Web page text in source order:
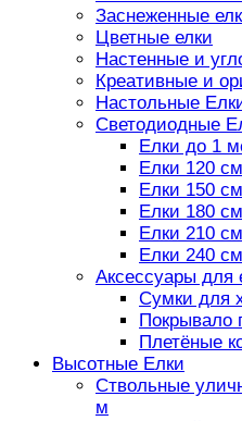
Заснеженные
Цветные елки
Настенные и
Креативные и
Настольные
Светодиодные
Елки до 1
Елки 120
Елки 150
Елки 180
Елки 210
Елки 240
Аксессуары для
Сумки для
Покрывало
Плетёные
Высотные Елки
Ствольные
м